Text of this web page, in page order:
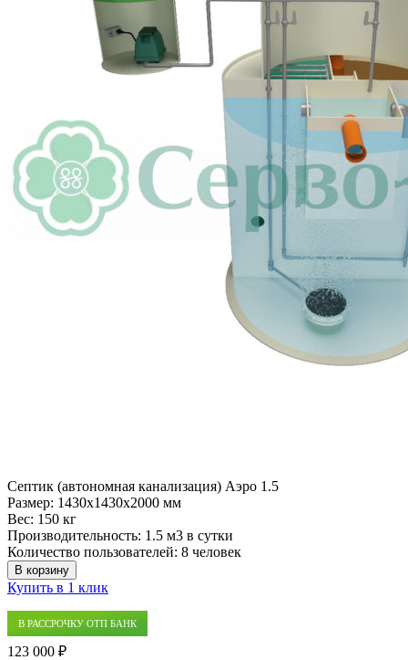
Септик (автономная канализация) Аэро 1.5
Размер: 1430x1430x2000 мм
Вес: 150 кг
Производительность: 1.5 м3 в сутки
Количество пользователей: 8 человек
В корзину
Купить в 1 клик
В РАССРОЧКУ ОТП БАНК
123 000 ₽